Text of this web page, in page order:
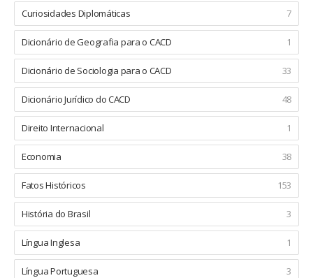
Curiosidades Diplomáticas 7
Dicionário de Geografia para o CACD 1
Dicionário de Sociologia para o CACD 33
Dicionário Jurídico do CACD 48
Direito Internacional 1
Economia 38
Fatos Históricos 153
História do Brasil 3
Língua Inglesa 1
Língua Portuguesa 3